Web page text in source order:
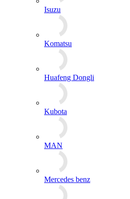
Kubota
MAN
Mercedes benz
PERKINS
QUANCHAI
SFH/IVECO